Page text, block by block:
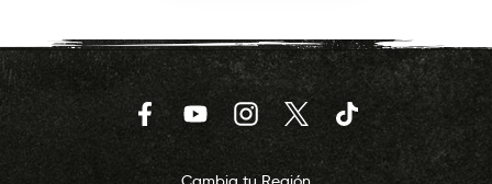
FacebookYouTubeInstagramTwitter TikTok